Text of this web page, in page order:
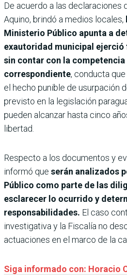
De acuerdo a las declaraciones
Aquino, brindó a medios locales,
Ministerio Público apunta a
exautoridad municipal ejerció
sin contar con la competencia
correspondiente, conducta
el hecho punible de usurpación
previsto en la legislación
pueden alcanzar hasta cinco
libertad.
Respecto a los documentos y
informó que serán analizados
Público como parte de las
esclarecer lo ocurrido y
responsabilidades. El caso
investigativa y la Fiscalía no
actuaciones en el marco de la
Siga informado con: Horacio